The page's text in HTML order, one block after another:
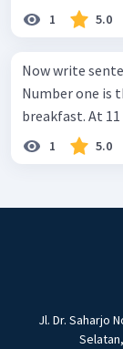
1 5.0
Now write
Number one is the example. At
1 5.0
Jl. Dr. Saharjo